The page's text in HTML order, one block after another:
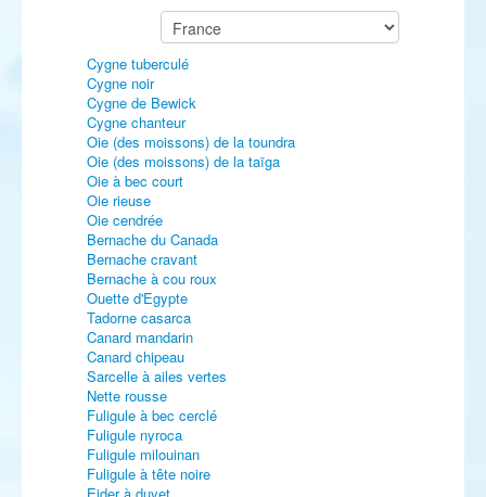
Cygne tuberculé
Cygne noir
Cygne de Bewick
Cygne chanteur
Oie (des moissons) de la toundra
Oie (des moissons) de la taïga
Oie à bec court
Oie rieuse
Oie cendrée
Bernache du Canada
Bernache cravant
Bernache à cou roux
Ouette d'Egypte
Tadorne casarca
Canard mandarin
Canard chipeau
Sarcelle à ailes vertes
Nette rousse
Fuligule à bec cerclé
Fuligule nyroca
Fuligule milouinan
Fuligule à tête noire